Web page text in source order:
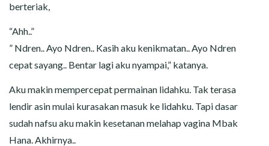
berteriak,
“Ahh..”
” Ndren.. Ayo Ndren.. Kasih aku kenikmatan.. Ayo Ndren
cepat sayang.. Bentar lagi aku nyampai,” katanya.
Aku makin mempercepat permainan lidahku. Tak terasa
lendir asin mulai kurasakan masuk ke lidahku. Tapi dasar
sudah nafsu aku makin kesetanan melahap vagina Mbak
Hana. Akhirnya..